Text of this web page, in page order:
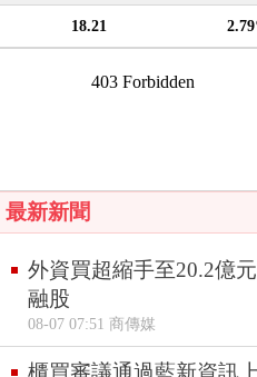
18.21
最新新聞
外資買超縮手至20.2億
融股
08-07 07:51 商傳媒
櫃買審議通過藍新資訊